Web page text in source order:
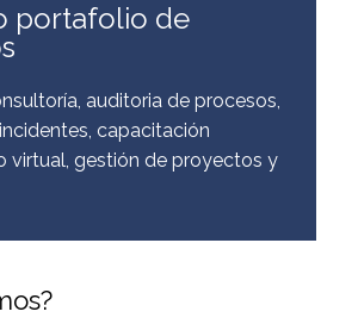
portafolio de
auditoria de procesos,
capacitación
virtual, gestión de proyectos y